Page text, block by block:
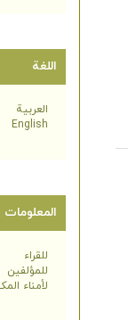
اللغة
العربية
English
المعلومات
للقراء
للمؤلفين
لأمناء